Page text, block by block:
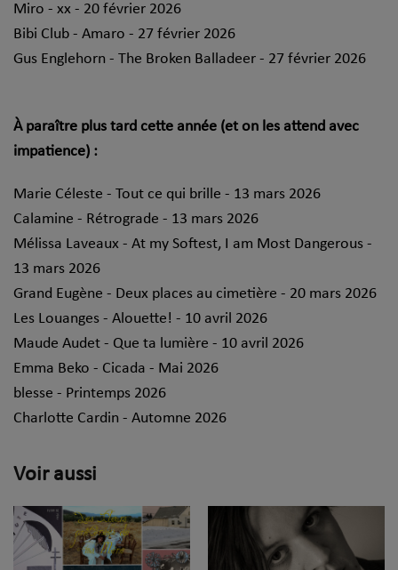
Miro - xx - 20 février 2026
Bibi Club - Amaro - 27 février 2026
Gus Englehorn - The Broken Balladeer - 27 février 2026
À paraître plus tard cette année (et on les attend avec
impatience) :
Marie Céleste - Tout ce qui brille - 13 mars 2026
Calamine - Rétrograde - 13 mars 2026
Mélissa Laveaux - At my Softest, I am Most Dangerous -
13 mars 2026
Grand Eugène - Deux places au cimetière - 20 mars 2026
Les Louanges - Alouette! - 10 avril 2026
Maude Audet - Que ta lumière - 10 avril 2026
Emma Beko - Cicada - Mai 2026
blesse - Printemps 2026
Charlotte Cardin - Automne 2026
Voir aussi